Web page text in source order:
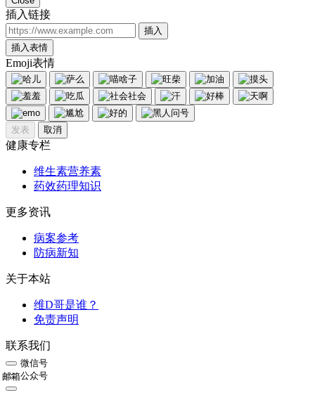
插入链接
插入
插入表情
Emoji表情
发表 取消
健康专栏
维生素营养素
药效药理知识
更多资讯
病案参考
防病新知
关于本站
维D哥是谁？
免责声明
联系我们
微信号
公众号
邮箱